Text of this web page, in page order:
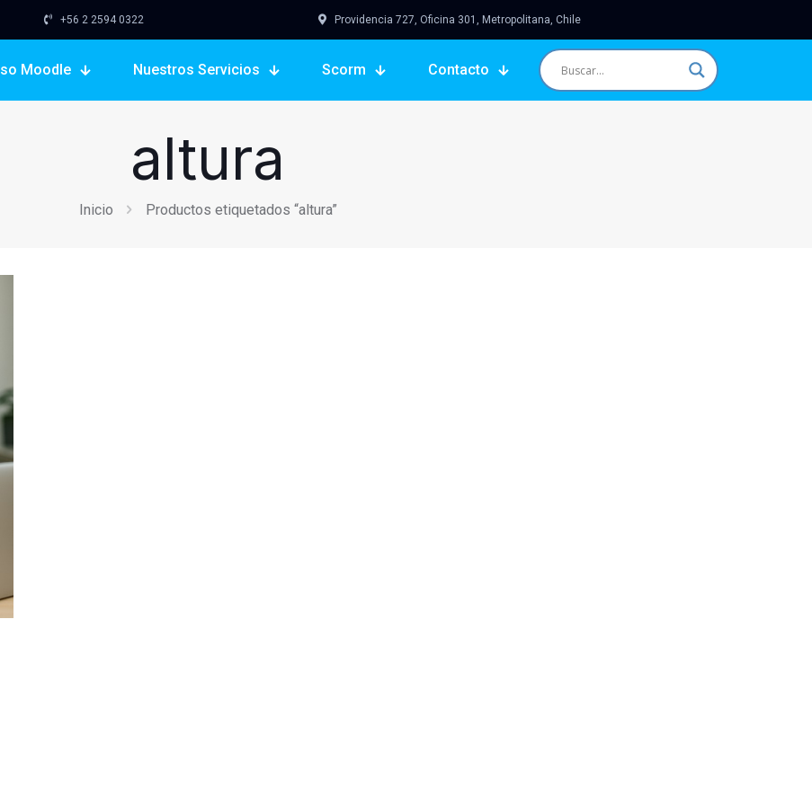
+56 2 2594 0322 Providencia 727, Oficina 301, Metropolitana, Chile
Moodle Nuestros Servicios Scorm Contacto
altura
Inicio Productos etiquetados “altura”